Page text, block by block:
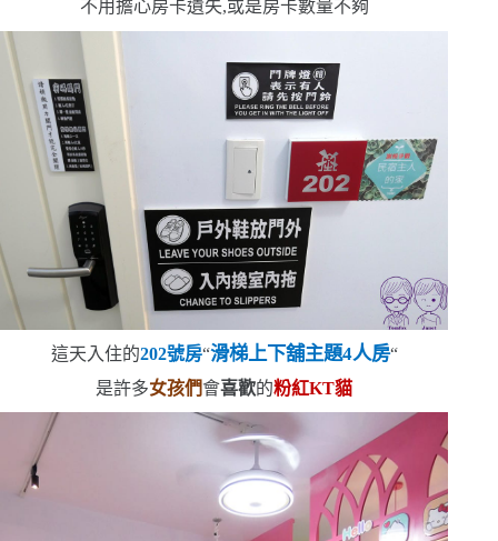
不用擔心房卡遺失,或是房卡數量不夠
這天入住的202號房“滑梯上下舖主題4人房“
是許多女孩們會喜歡的粉紅KT貓